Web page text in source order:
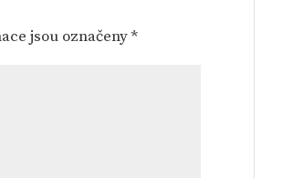
jsou označeny*